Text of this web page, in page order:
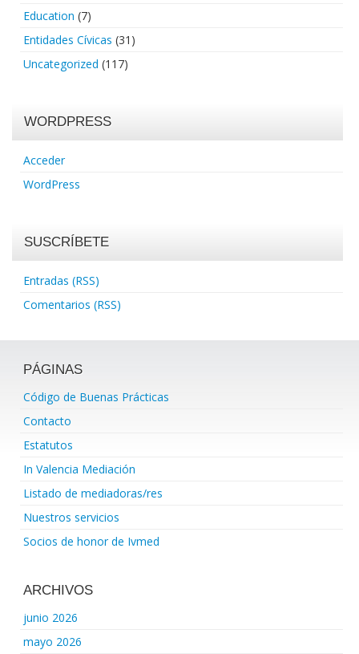
Education (7)
Entidades Cívicas (31)
Uncategorized (117)
WORDPRESS
Acceder
WordPress
SUSCRÍBETE
Entradas (RSS)
Comentarios (RSS)
PÁGINAS
Código de Buenas Prácticas
Contacto
Estatutos
In Valencia Mediación
Listado de mediadoras/res
Nuestros servicios
Socios de honor de Ivmed
ARCHIVOS
junio 2026
mayo 2026